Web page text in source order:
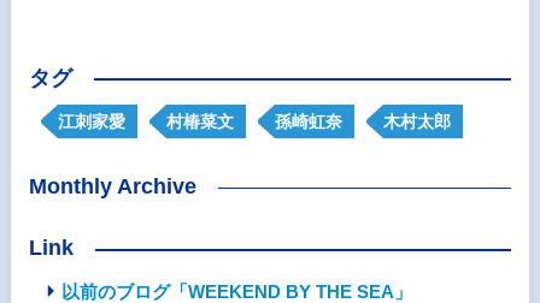
タグ
江刺家愛 村椿菜文 孫崎虹奈 木村太郎
Monthly Archive
Link
以前のブログ「WEEKEND BY THE SEA」